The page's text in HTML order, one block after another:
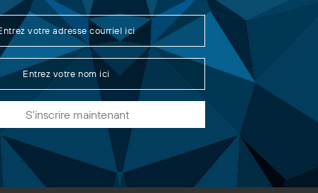
S'inscrire maintenant